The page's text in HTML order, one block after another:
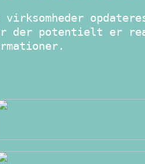
der potentielt er